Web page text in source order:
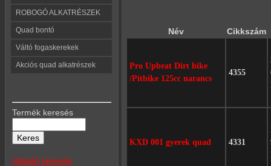
ROBOGÓ ALKATRÉSZEK
Quad bontó
Váltó fogaskerekek
Akciós quad alkatrészek
Termék keresés
Haladó keresés
Név Cikkszám
Pro Upbeat Dirt bike
/Pitbike 125cc narancs
4355
KXD 001 gyerek quad 4331